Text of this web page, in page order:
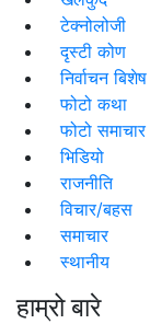
टेक्नोलोजी
दृस्टी कोण
निर्वाचन बिशेष
फोटो कथा
फोटो समाचार
भिडियो
राजनीति
विचार/बहस
समाचार
स्थानीय
हाम्रो बारे